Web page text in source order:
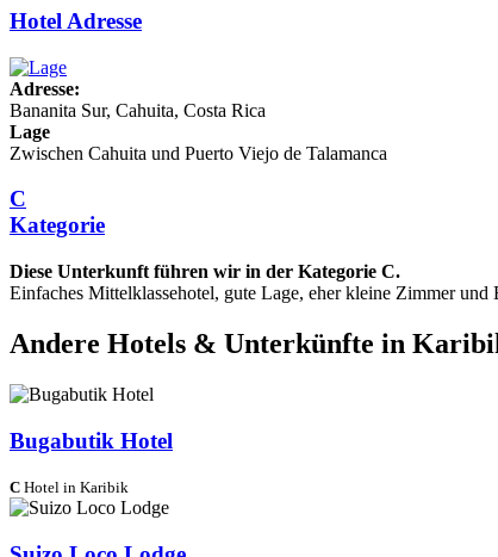
Hotel Adresse
Adresse:
Bananita Sur, Cahuita, Costa Rica
Lage
Zwischen Cahuita und Puerto Viejo de Talamanca
C
Kategorie
Diese Unterkunft führen wir in der Kategorie C.
Einfaches Mittelklassehotel, gute Lage, eher kleine Zimmer und
Andere Hotels & Unterkünfte in
Bugabutik Hotel
C Hotel in Karibik